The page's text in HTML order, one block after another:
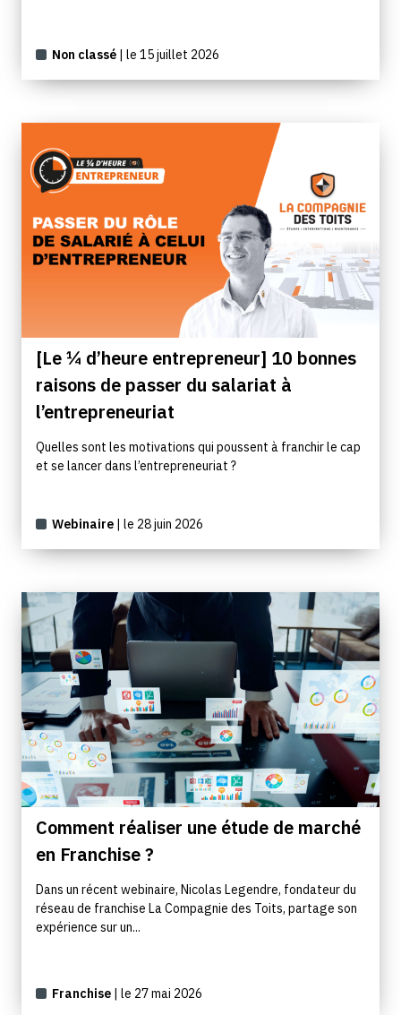
Non classé | le 15 juillet 2026
[Le ¼ d’heure entrepreneur] 10 bonnes
raisons de passer du salariat à
l’entrepreneuriat
Quelles sont les motivations qui poussent à franchir le cap
et se lancer dans l’entrepreneuriat ?
Webinaire | le 28 juin 2026
Comment réaliser une étude de marché
en Franchise ?
Dans un récent webinaire, Nicolas Legendre, fondateur du
réseau de franchise La Compagnie des Toits, partage son
expérience sur un...
Franchise | le 27 mai 2026